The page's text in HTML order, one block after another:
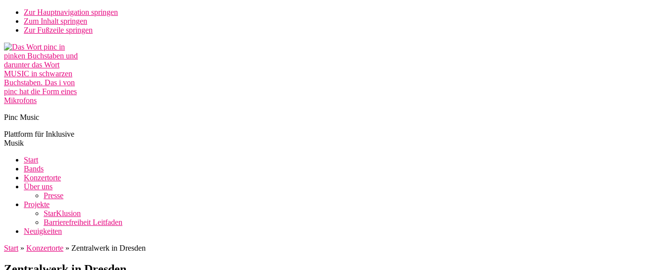
Zur Hauptnavigation springen
Zum Inhalt springen
Zur Fußzeile springen
Pinc Music
Plattform für Inklusive
Musik
Start
Bands
Konzertorte
Über uns
Presse
Projekte
StarKlusion
Barrierefreiheit Leitfaden
Neuigkeiten
Start » Konzertorte » Zentralwerk in Dresden